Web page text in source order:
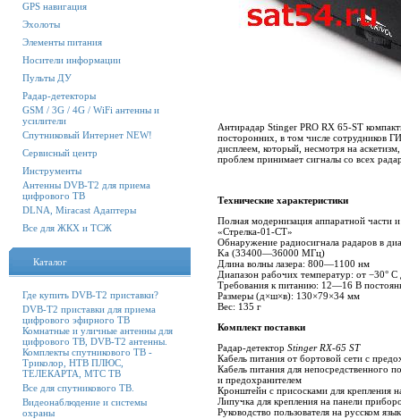
GPS навигация
Эхолоты
Элементы питания
Носители информации
Пульты ДУ
Радар-детекторы
GSM / 3G / 4G / WiFi антенны и
усилители
Спутниковый Интернет NEW!
Сервисный центр
Инструменты
Антенны DVB-T2 для приема
цифрового ТВ
DLNA, Miracast Адаптеры
Все для ЖКХ и ТСЖ
Каталог
Где купить DVB-T2 приставки?
DVB-T2 приставки для приема
цифрового эфирного ТВ
Комнатные и уличные антенны для
цифрового ТВ, DVB-T2 антенны.
Комплекты спутникового ТВ -
Триколор, НТВ ПЛЮС,
ТЕЛЕКАРТА, МТС ТВ
Все для спутникового ТВ.
Видеонаблюдение и системы
охраны
Антирадар Stinger PRO RX 65-ST
посторонних, в том числе сотрудников
дисплеем, который, несмотря на
проблем принимает сигналы со всех
Технические характеристики
Полная модернизация аппаратной
«Стрелка-01-СТ»
Обнаружение радиосигнала радаров в
Ka (33400—36000 МГц)
Длина волны лазера: 800—1100 нм
Диапазон рабочих температур: от −30° С
Требования к питанию: 12—16 В
Размеры (д×ш×в): 130×79×34 мм
Вес: 135 г
Комплект поставки
Радар-детектор Stinger RX-65 ST
Кабель питания от бортовой сети с
Кабель питания для непосредственного
и предохранителем
Кронштейн с присосками для крепления
Липучка для крепления на панели
Руководство пользователя на русском